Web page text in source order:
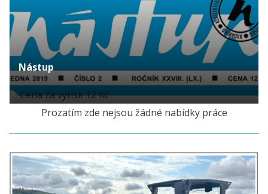
Nástup
Cena za výtisk 12 Kč
Prozatím zde nejsou žádné nabídky práce